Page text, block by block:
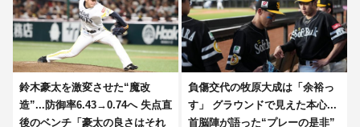
鈴木豪太を激変させた“魔改
造”...防御率6.43→0.74へ 失点直
後のベンチ「豪太の良さはそれ
負傷交代の牧原大成は「余裕っ
す」 グラウンドで見えた本心...
首脳陣が語った“プレーの是非”